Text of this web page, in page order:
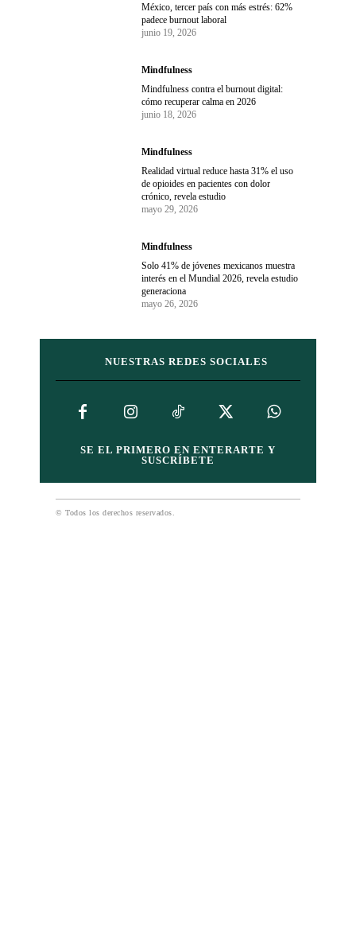
México, tercer país con más estrés: 62%
padece burnout laboral
junio 19, 2026
Mindfulness
Mindfulness contra el burnout digital:
cómo recuperar calma en 2026
junio 18, 2026
Mindfulness
Realidad virtual reduce hasta 31% el uso
de opioides en pacientes con dolor
crónico, revela estudio
mayo 29, 2026
Mindfulness
Solo 41% de jóvenes mexicanos muestra
interés en el Mundial 2026, revela estudio
generaciona
mayo 26, 2026
NUESTRAS REDES SOCIALES
SE EL PRIMERO EN ENTERARTE Y
SUSCRÍBETE
© Todos los derechos reservados.